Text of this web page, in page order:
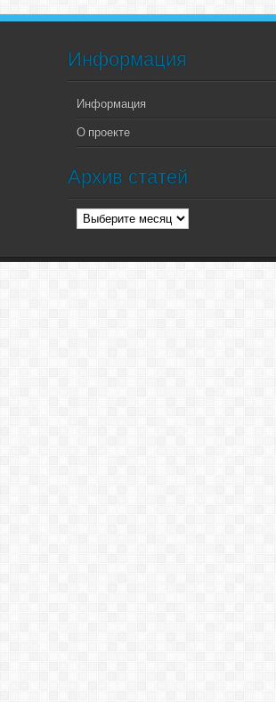
Информация
Информация
О проекте
Архив статей
Архив
статей